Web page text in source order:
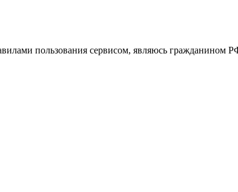
пользования сервисом, являюсь гражданином